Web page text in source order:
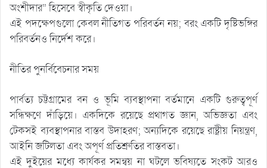
অংশীদার” হিসেবে স্বীকৃতি দেওয়া।
এই পদক্ষেপগুলো কেবল নীতিগত পরিবর্তন নয়; বরং একটি দৃষ্টিভঙ্গির
পরিবর্তনও নির্দেশ করে।
নীতির পুনর্বিবেচনার সময়
পার্বত্য চট্টগ্রামের বন ও ভূমি ব্যবস্থাপনা বর্তমানে একটি গুরুত্বপূর্ণ
সন্ধিক্ষণে দাঁড়িয়ে। একদিকে রয়েছে প্রথাগত জ্ঞান, অভিজ্ঞতা এবং
টেকসই ব্যবস্থাপনার বাস্তব উদাহরণ; অন্যদিকে রয়েছে রাষ্ট্রীয় নিয়ন্ত্রণ,
আইনি জটিলতা এবং অপূর্ণ প্রতিশ্রুতির বাস্তবতা।
এই দুইয়ের মধ্যে কার্যকর সমন্বয় না ঘটলে ভবিষ্যতে সংকট আরও